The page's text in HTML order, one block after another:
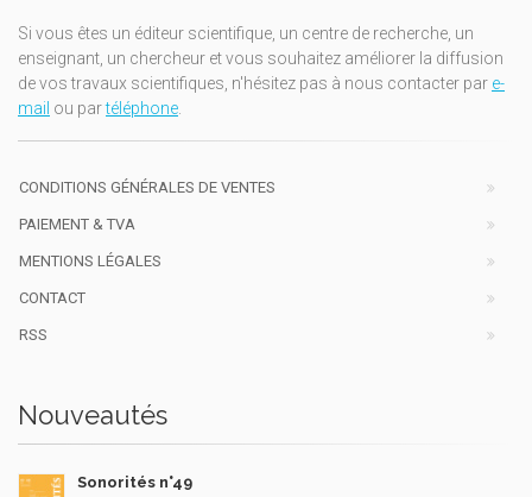
Si vous êtes un éditeur scientifique, un centre de recherche, un
enseignant, un chercheur et vous souhaitez améliorer la diffusion
de vos travaux scientifiques, n'hésitez pas à nous contacter par e-
mail ou partéléphone.
CONDITIONS GÉNÉRALES DE VENTES
PAIEMENT & TVA
MENTIONS LÉGALES
CONTACT
RSS
Nouveautés
Sonorités n°49